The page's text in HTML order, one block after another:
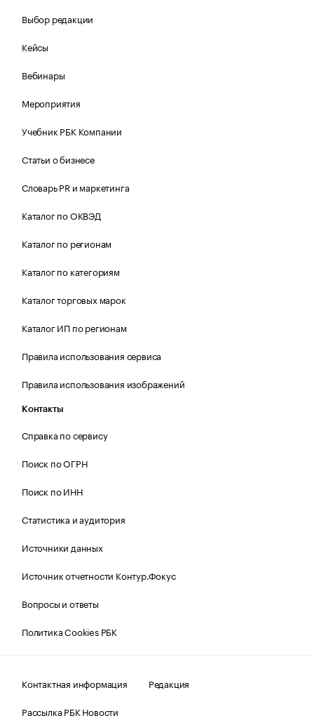
Выбор редакции
Кейсы
Вебинары
Мероприятия
Учебник РБК Компании
Статьи о бизнесе
Словарь PR и маркетинга
Каталог по ОКВЭД
Каталог по регионам
Каталог по категориям
Каталог торговых марок
Каталог ИП по регионам
Правила использования сервиса
Правила использования изображений
Контакты
Справка по сервису
Поиск по ОГРН
Поиск по ИНН
Статистика и аудитория
Источники данных
Источник отчетности Контур.Фокус
Вопросы и ответы
Политика Cookies РБК
Контактная информация
Редакция
Рассылка РБК Новости